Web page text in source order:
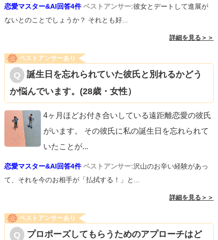
恋愛マスター&AI回答4件 ベストアンサー:彼女とデートして進展が
ないとのことでしょうか？ それとも好...
詳細を見る＞＞
ベストアンサーあり
誕生日を忘れられていた彼氏と別れるかどう
か悩んでいます。(28歳・女性）
4ヶ月ほどお付き合いしている遠距離恋愛の彼氏
がいます。 その彼氏に私の誕生日を忘れられて
いたことが...
恋愛マスター&AI回答4件 ベストアンサー:沢山のお辛い経験があっ
て、それを今のお相手が「払拭する！」と...
詳細を見る＞＞
ベストアンサーあり
プロポーズしてもらうためのアプローチはど